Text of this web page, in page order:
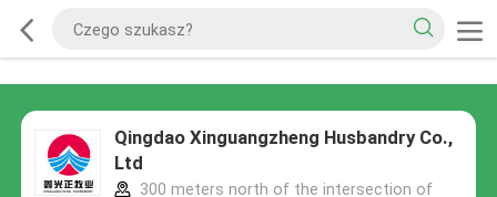
Qingdao Xinguangzheng Husbandry Co.,
Ltd
300 meters north of the intersection of